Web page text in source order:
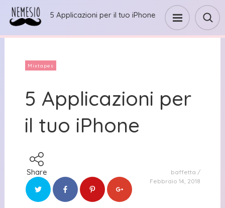
5 Applicazioni per il tuo iPhone
Mixtapes
5 Applicazioni per
il tuo iPhone
Share
baffetta
Febbraio 14, 2018